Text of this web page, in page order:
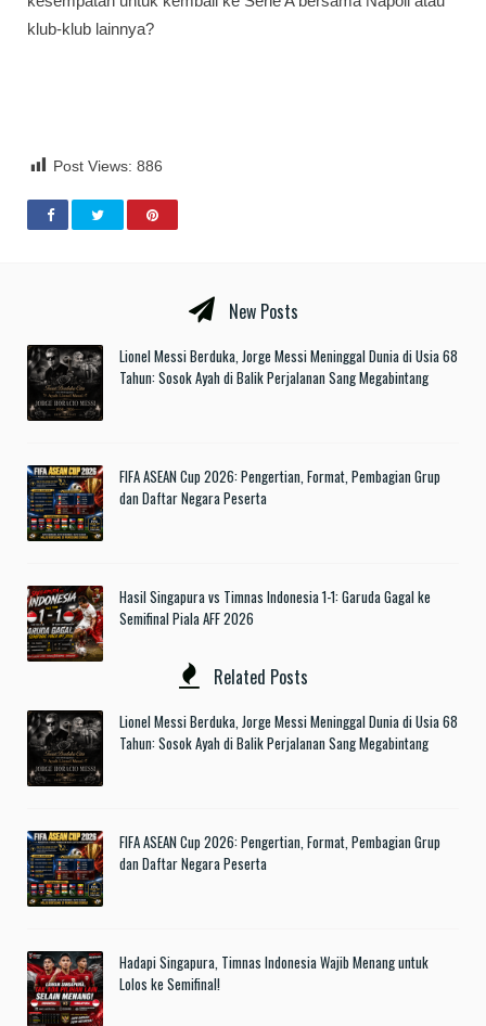
klub-klub lainnya?
Post Views: 886
New Posts
Lionel Messi Berduka, Jorge Messi Meninggal Dunia di Usia 68
Tahun: Sosok Ayah di Balik Perjalanan Sang Megabintang
FIFA ASEAN Cup 2026: Pengertian, Format, Pembagian Grup
dan Daftar Negara Peserta
Hasil Singapura vs Timnas Indonesia 1-1: Garuda Gagal ke
Semifinal Piala AFF 2026
Related Posts
Lionel Messi Berduka, Jorge Messi Meninggal Dunia di Usia 68
Tahun: Sosok Ayah di Balik Perjalanan Sang Megabintang
FIFA ASEAN Cup 2026: Pengertian, Format, Pembagian Grup
dan Daftar Negara Peserta
Hadapi Singapura, Timnas Indonesia Wajib Menang untuk
Lolos ke Semifinal!